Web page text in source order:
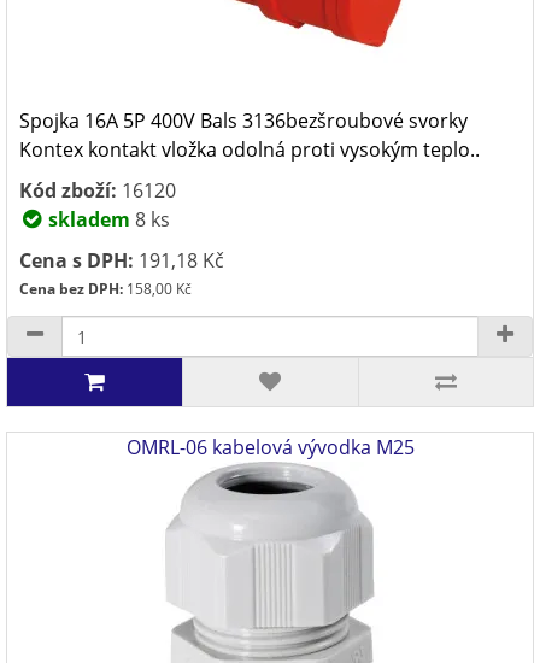
Spojka 16A 5P 400V Bals 3136bezšroubové svorky
Kontex kontakt vložka odolná proti vysokým teplo..
Kód zboží: 16120
skladem 8 ks
Cena s DPH: 191,18 Kč
Cena bez DPH: 158,00 Kč
OMRL-06 kabelová vývodka M25